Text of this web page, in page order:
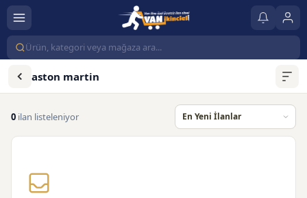
aston martin
0 ilan listeleniyor